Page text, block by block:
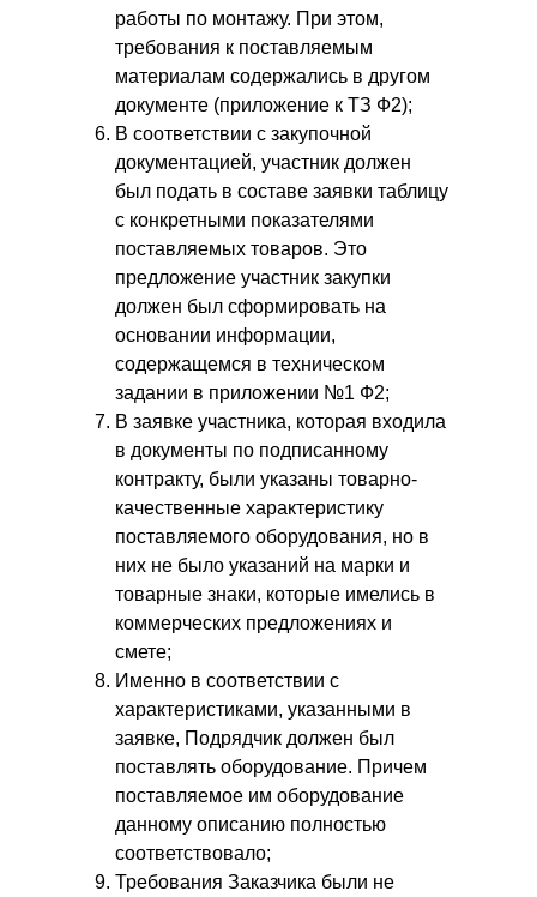
работы по монтажу. При этом,
требования к поставляемым
материалам содержались в другом
документе (приложение к ТЗ Ф2);
В соответствии с закупочной
документацией, участник должен
был подать в составе заявки таблицу
с конкретными показателями
поставляемых товаров. Это
предложение участник закупки
должен был сформировать на
основании информации,
содержащемся в техническом
задании в приложении №1 Ф2;
В заявке участника, которая входила
в документы по подписанному
контракту, были указаны товарно-
качественные характеристику
поставляемого оборудования, но в
них не было указаний на марки и
товарные знаки, которые имелись в
коммерческих предложениях и
смете;
Именно в соответствии с
характеристиками, указанными в
заявке, Подрядчик должен был
поставлять оборудование. Причем
поставляемое им оборудование
данному описанию полностью
соответствовало;
Требования Заказчика были не